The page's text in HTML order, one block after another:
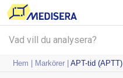
Hem | Markörer |APT-tid (APTT)